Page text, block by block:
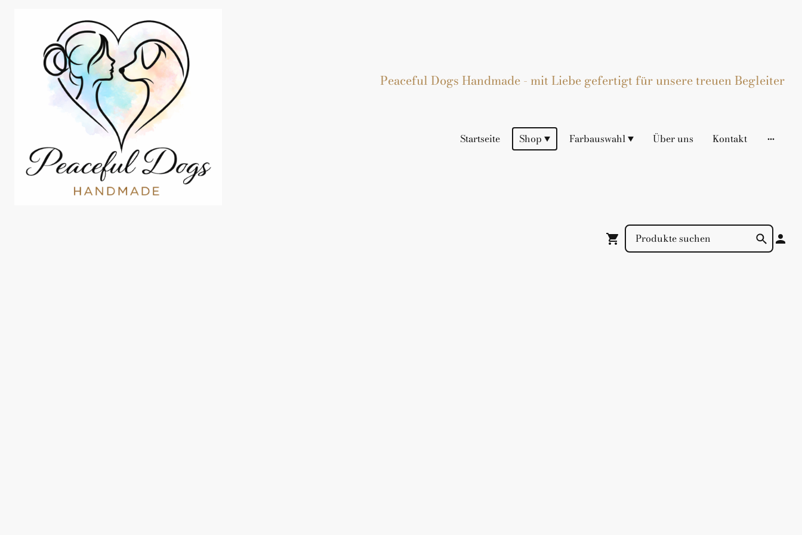
Peaceful Dogs Handmade - mit Liebe gefertigt für unsere treuen Begleiter
Startseite Shop Farbauswahl Über uns Kontakt